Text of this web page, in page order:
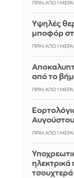
ΠΡΙΝ ΑΠΌ 1 ΜΈΡΑ
Υψηλές
μποφόρ
ΠΡΙΝ ΑΠΌ 1 ΜΈΡΑ
από το
ΠΡΙΝ ΑΠΌ 1 ΜΈΡΑ
Αυγούστου
ΠΡΙΝ ΑΠΌ 1 ΜΈΡΑ
ηλεκτρικά